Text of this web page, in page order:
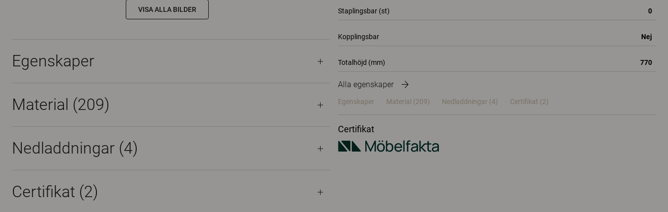
Staplingsbar (st) 0
Kopplingsbar Nej
Totalhöjd (mm) 770
Alla egenskaper
Egenskaper Material (209) Nedladdningar (4) Certifikat (2)
Certifikat
VISA ALLA BILDER
Egenskaper
Material (209)
Nedladdningar (4)
Certifikat (2)